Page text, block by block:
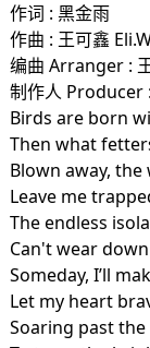
作词 : 黑金雨
作曲 : 王可鑫
编曲 Arranger :
制作人 Producer
Birds are born
Then what
Blown away, the
Leave me
The endless
Can't wear
Someday, I’ll
Let my heart
Soaring past the